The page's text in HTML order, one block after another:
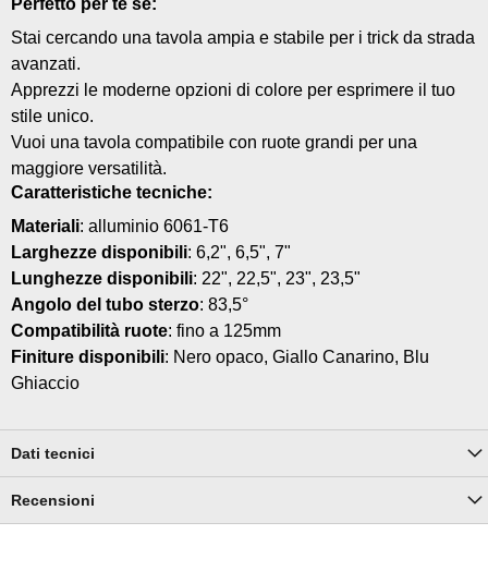
Stai cercando una tavola ampia e stabile per i trick da strada
avanzati.
Apprezzi le moderne opzioni di colore per esprimere il tuo
stile unico.
Vuoi una tavola compatibile con ruote grandi per una
maggiore versatilità.
Caratteristiche tecniche:
Materiali: alluminio 6061-T6
Larghezze disponibili: 6,2", 6,5", 7"
Lunghezze disponibili: 22", 22,5", 23", 23,5"
Angolo del tubo sterzo: 83,5°
Compatibilità ruote: fino a 125mm
Finiture disponibili: Nero opaco, Giallo Canarino, Blu
Ghiaccio
Dati tecnici
Recensioni